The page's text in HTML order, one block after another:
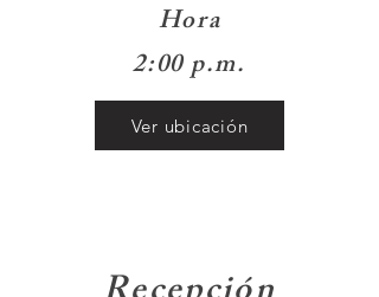
Hora
2:00 p.m.
Ver ubicación